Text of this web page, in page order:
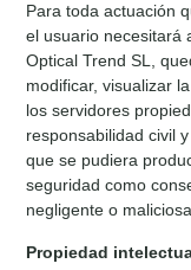
Para toda actuación
el usuario necesitará
Optical Trend SL,
modificar, visualizar
los servidores
responsabilidad civil
que se pudiera
seguridad como
negligente o
Propiedad